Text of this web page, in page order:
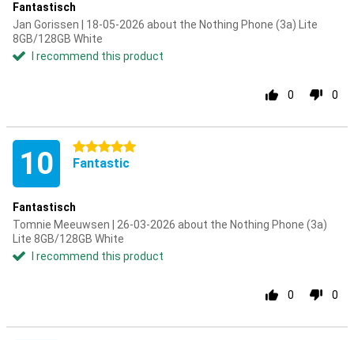
Fantastisch
Jan Gorissen | 18-05-2026 about the Nothing Phone (3a) Lite
8GB/128GB White
I recommend this product
0 0
10 5 stars
Fantastic
Fantastisch
Tomnie Meeuwsen | 26-03-2026 about the Nothing Phone (3a)
Lite 8GB/128GB White
I recommend this product
0 0